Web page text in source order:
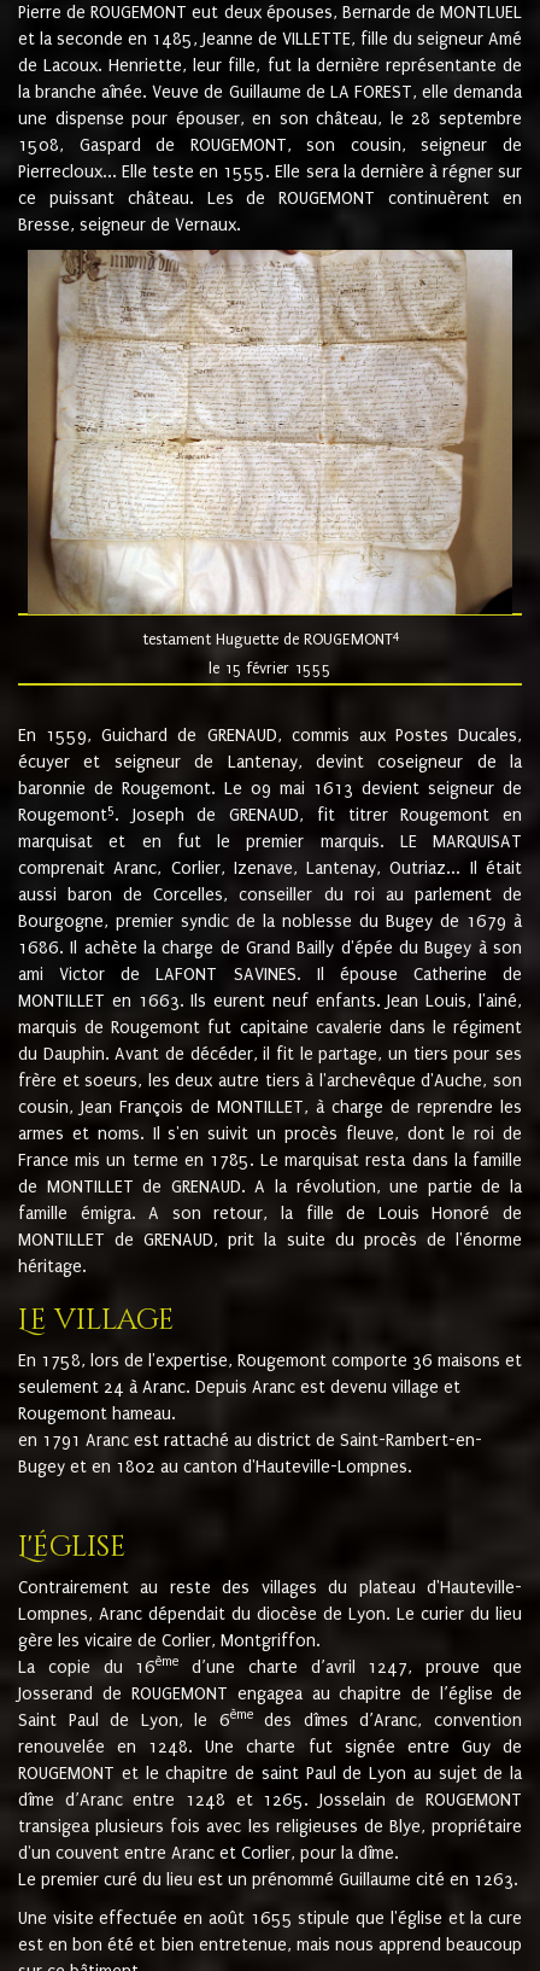
Pierre de ROUGEMONT eut deux épouses, Bernarde de MONTLUEL
et la seconde en 1485, Jeanne de VILLETTE, fille du seigneur Amé
de Lacoux. Henriette, leur fille, fut la dernière représentante de
la branche aînée. Veuve de Guillaume de LA FOREST, elle demanda
une dispense pour épouser, en son château, le 28 septembre
1508, Gaspard de ROUGEMONT, son cousin, seigneur de
Pierrecloux... Elle teste en 1555. Elle sera la dernière à régner sur
ce puissant château. Les de ROUGEMONT continuèrent en
Bresse, seigneur de Vernaux.
testament Huguette de ROUGEMONT4
le 15 février 1555
En 1559, Guichard de GRENAUD, commis aux Postes Ducales,
écuyer et seigneur de Lantenay, devint coseigneur de la
baronnie de Rougemont. Le 09 mai 1613 devient seigneur de
Rougemont5. Joseph de GRENAUD, fit titrer Rougemont en
marquisat et en fut le premier marquis. LE MARQUISAT
comprenait Aranc, Corlier, Izenave, Lantenay, Outriaz... Il était
aussi baron de Corcelles, conseiller du roi au parlement de
Bourgogne, premier syndic de la noblesse du Bugey de 1679 à
1686. Il achète la charge de Grand Bailly d'épée du Bugey à son
ami Victor de LAFONT SAVINES. Il épouse Catherine de
MONTILLET en 1663. Ils eurent neuf enfants. Jean Louis, l'ainé,
marquis de Rougemont fut capitaine cavalerie dans le régiment
du Dauphin. Avant de décéder, il fit le partage, un tiers pour ses
frère et soeurs, les deux autre tiers à l'archevêque d'Auche, son
cousin, Jean François de MONTILLET, à charge de reprendre les
armes et noms. Il s'en suivit un procès fleuve, dont le roi de
France mis un terme en 1785. Le marquisat resta dans la famille
de MONTILLET de GRENAUD. A la révolution, une partie de la
famille émigra. A son retour, la fille de Louis Honoré de
MONTILLET de GRENAUD, prit la suite du procès de l'énorme
héritage.
Le village
En 1758, lors de l'expertise, Rougemont comporte 36 maisons et
seulement 24 à Aranc. Depuis Aranc est devenu village et
Rougemont hameau.
en 1791 Aranc est rattaché au district de Saint-Rambert-en-
Bugey et en 1802 au canton d'Hauteville-Lompnes.
L'église
Contrairement au reste des villages du plateau d'Hauteville-
Lompnes, Aranc dépendait du diocèse de Lyon. Le curier du lieu
gère les vicaire de Corlier, Montgriffon.
La copie du 16ème
d’une charte d’avril 1247, prouve que
Josserand de ROUGEMONT engagea au chapitre de l’église de
Saint Paul de Lyon, le 6èmedes dîmes d’Aranc, convention
renouvelée en 1248. Une charte fut signée entre Guy de
ROUGEMONT et le chapitre de saint Paul de Lyon au sujet de la
dîme d’Aranc entre 1248 et 1265. Josselain de ROUGEMONT
transigea plusieurs fois avec les religieuses de Blye, propriétaire
d'un couvent entre Aranc et Corlier, pour la dîme.
Le premier curé du lieu est un prénommé Guillaume cité en 1263.
Une visite effectuée en août 1655 stipule que l'église et la cure
est en bon été et bien entretenue, mais nous apprend beaucoup